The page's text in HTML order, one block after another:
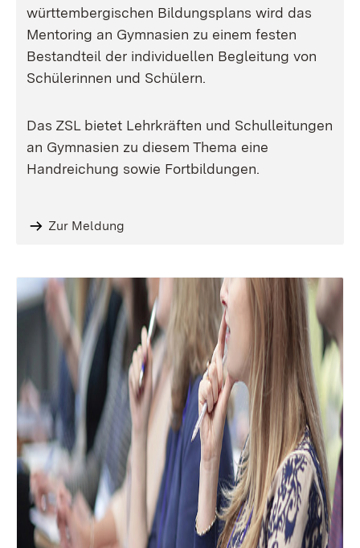
württembergischen Bildungsplans wird das
Mentoring an Gymnasien zu einem festen
Bestandteil der individuellen Begleitung von
Schülerinnen und Schülern.
Das ZSL bietet Lehrkräften und Schulleitungen
an Gymnasien zu diesem Thema eine
Handreichung sowie Fortbildungen.
Zur Meldung